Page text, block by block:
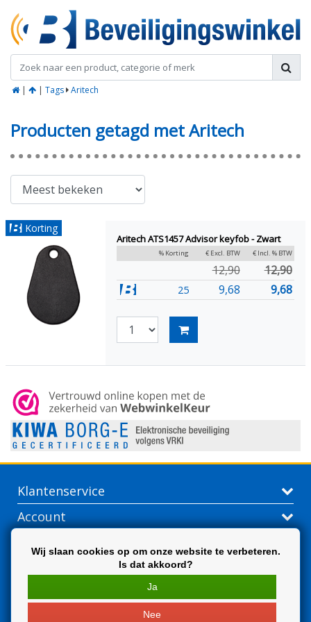
| | Tags Aritech
Producten getagd met Aritech
Korting
Aritech ATS1457 Advisor keyfob - Zwart
% Korting € Excl. BTW € Incl. % BTW
12,90 12,90
25 9,68 9,68
Klantenservice
Account
Wij slaan cookies op om onze website te verbeteren.
Is dat akkoord?
Ja
Nee